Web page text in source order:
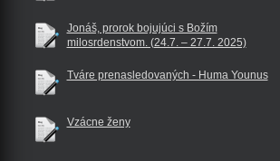
Jonáš, prorok bojujúci s Božím
milosrdenstvom. (24.7. – 27.7. 2025)
Tváre prenasledovaných - Huma Younus
Vzácne ženy